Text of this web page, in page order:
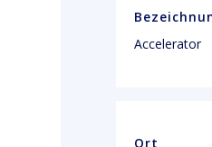
Accelerator
Ort